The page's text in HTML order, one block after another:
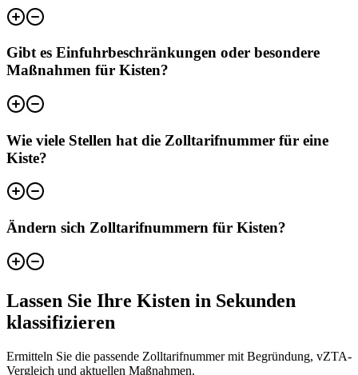
Gibt es Einfuhrbeschränkungen oder besondere
Maßnahmen für Kisten?
Wie viele Stellen hat die Zolltarifnummer für eine
Kiste?
Ändern sich Zolltarifnummern für Kisten?
Lassen Sie Ihre Kisten in Sekunden
klassifizieren
Ermitteln Sie die passende Zolltarifnummer mit Begründung, vZTA-
Vergleich und aktuellen Maßnahmen.